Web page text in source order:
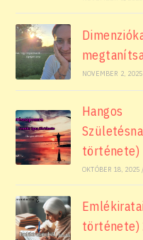
NOVEMBER 2, 2025
története)
OKTÓBER 18, 2025 /
története)